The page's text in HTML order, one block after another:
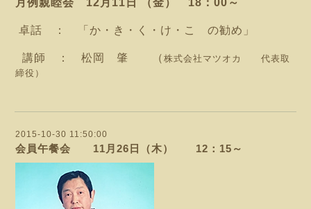
月例親睦会 12月11日 （金） 18：00～
卓話 ： 「か・き・く・け・こ の勧め」
講師 ： 松岡 肇 （ 株式会社マツオカ 代表取
締役）
2015-10-30 11:50:00
会員午餐会 11月26日（木） 12：15～